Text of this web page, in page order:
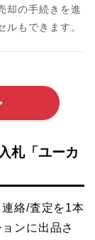
却の手続きを進
もできます。
札「ユーカ
絡/査定を1本
ンに出品さ